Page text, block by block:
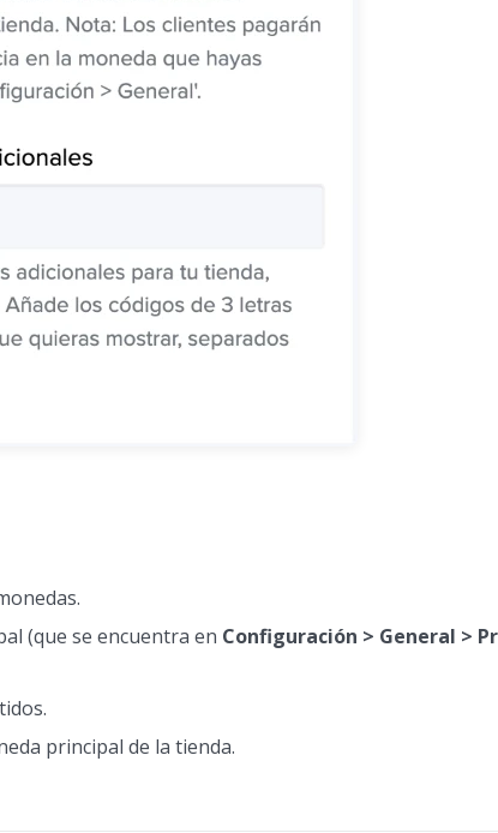
(que se encuentra en Configuración > General >
principal de la tienda.